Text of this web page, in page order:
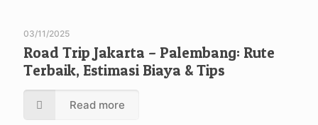
03/11/2025
Road Trip Jakarta – Palembang: Rute
Terbaik, Estimasi Biaya & Tips
Read more